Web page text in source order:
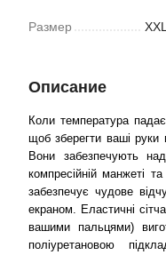
Размер
Описание
Коли температура
щоб зберегти ваші руки
Вони забезпечують
компресійній манжеті
забезпечує чудове
екраном. Еластичні
вашими пальцями)
поліуретановою